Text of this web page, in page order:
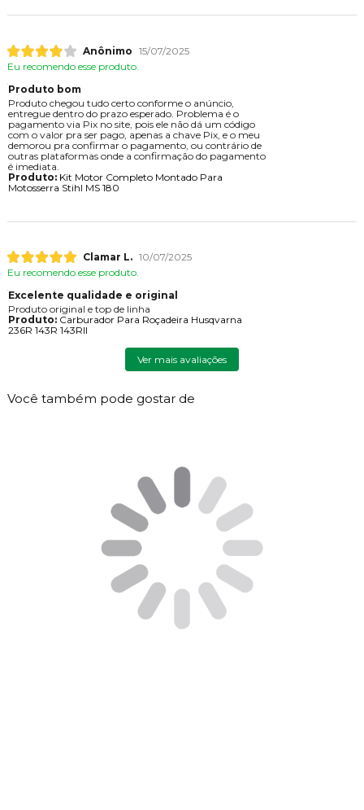
Anônimo 15/07/2025
Eu recomendo esse produto.
Produto bom
Produto chegou tudo certo conforme o anúncio,
entregue dentro do prazo esperado. Problema é o
pagamento via Pix no site, pois ele não dá um código
com o valor pra ser pago, apenas a chave Pix, e o meu
demorou pra confirmar o pagamento, ou contrário de
outras plataformas onde a confirmação do pagamento
é imediata.
Produto:Kit Motor Completo Montado Para
Motosserra Stihl MS 180
Clamar L. 10/07/2025
Eu recomendo esse produto.
Excelente qualidade e original
Produto original e top de linha
Produto:Carburador Para Roçadeira Husqvarna
236R 143R 143RII
Ver mais avaliações
Você também pode gostar de